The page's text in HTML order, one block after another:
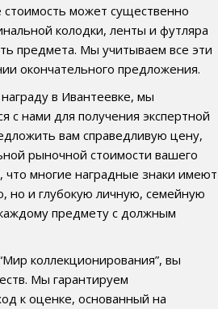
может существенно
колодки, ленты и футляра
предмета. Мы учитываем все эти
окончательного предложения.
в Ивантеевке, мы
с нами для получения экспертной
вам справедливую цену,
рыночной стоимости вашего
многие наградные знаки имеют
но и глубокую личную, семейную
предмету с должным
коллекционирования”, вы
Мы гарантируем
к оценке, основанный на